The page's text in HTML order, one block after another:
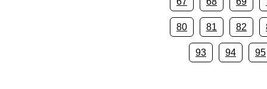
80 81 82
93 94 95